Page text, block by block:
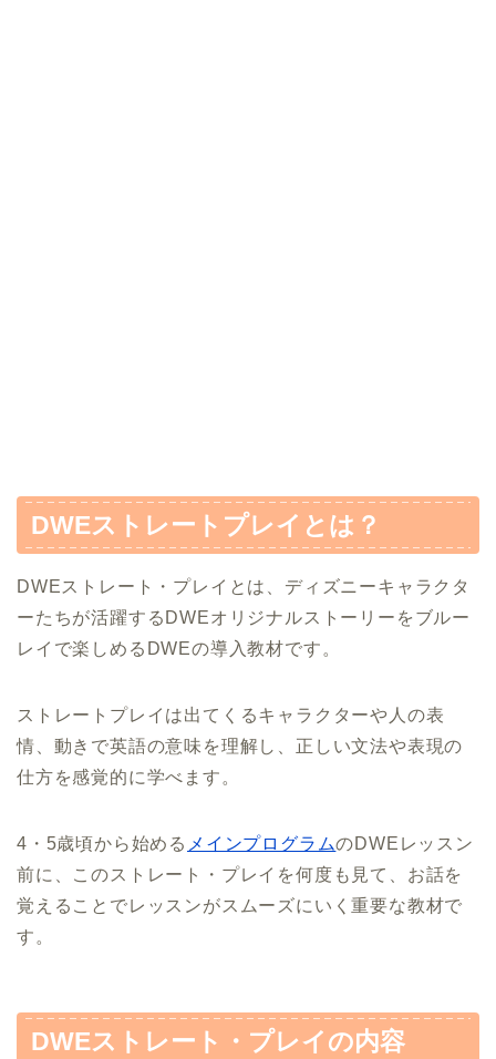
DWEストレートプレイとは？
DWEストレート・プレイとは、ディズニーキャラクタ
ーたちが活躍するDWEオリジナルストーリーをブルー
レイで楽しめるDWEの導入教材です。
ストレートプレイは出てくるキャラクターや人の表
情、動きで英語の意味を理解し、正しい文法や表現の
仕方を感覚的に学べます。
4・5歳頃から始める メインプログラムのDWEレッスン
前に、このストレート・プレイを何度も見て、お話を
覚えることでレッスンがスムーズにいく重要な教材で
す。
DWEストレート・プレイの内容